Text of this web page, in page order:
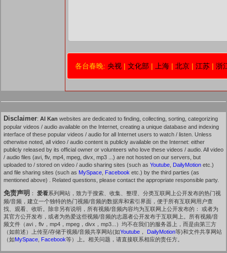
各台春晚: 央视 | 文化部 | 上海 | 北京 | 江苏 | 浙
Disclaimer: AI Kan websites are dedicated to finding, collecting, sorting, categorizing
popular videos / audio available on the Internet, creating a unique database and indexing
interface of these popular videos / audio for all Internet users to watch / listen. Unless
otherwise noted, all video / audio content is publicly available on the Internet: either
publicly released by its official owner or volunteers who love these videos / audio. All video
/ audio files (avi, flv, mp4, mpeg, divx, mp3 ...) are not hosted on our servers, but
uploaded to / stored on video / audio sharing sites (such as Youtube DailyMotion etc.)
and file sharing sites (such as MySpace Facebook etc.) by the third parties (as
mentioned above) . Related questions, please contact the appropriate responsible party.
免责声明 ： 爱看系列网站，致力于搜索、收集、整理、分类互联网上公开发布的热门视
频/音频，建立一个独特的热门视频/音频的数据库和索引界面，便于所有互联网用户查
找、观看、收听。除非另有说明，所有视频/音频内容均为互联网上公开发布的： 或者为
其官方公开发布，或者为热爱这些视频/音频的志愿者公开发布于互联网上。所有视频/音
频文件（avi，flv，mp4，mpeg，divx，mp3...）均不在我们的服务器上，而是由第三方
（如前述）上传至/存储于视频/音频共享网站(如Youtube ， DailyMotion等)和文件共享网站
（如MySpace Facebook等）上。相关问题，请直接联系相应的责任方。